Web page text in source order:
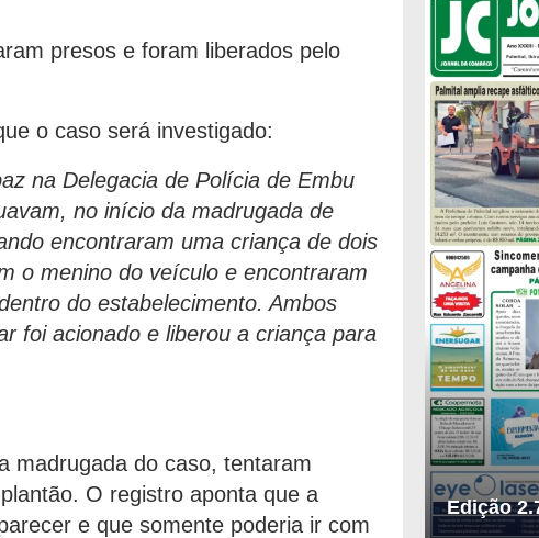
presos e foram liberados pelo
o caso será investigado:
na Delegacia de Polícia de Embu
no início da madrugada de
encontraram uma criança de dois
o menino do veículo e encontraram
do estabelecimento. Ambos
foi acionado e liberou a criança para
madrugada do caso, tentaram
O registro aponta que a
e que somente poderia ir com
Edição